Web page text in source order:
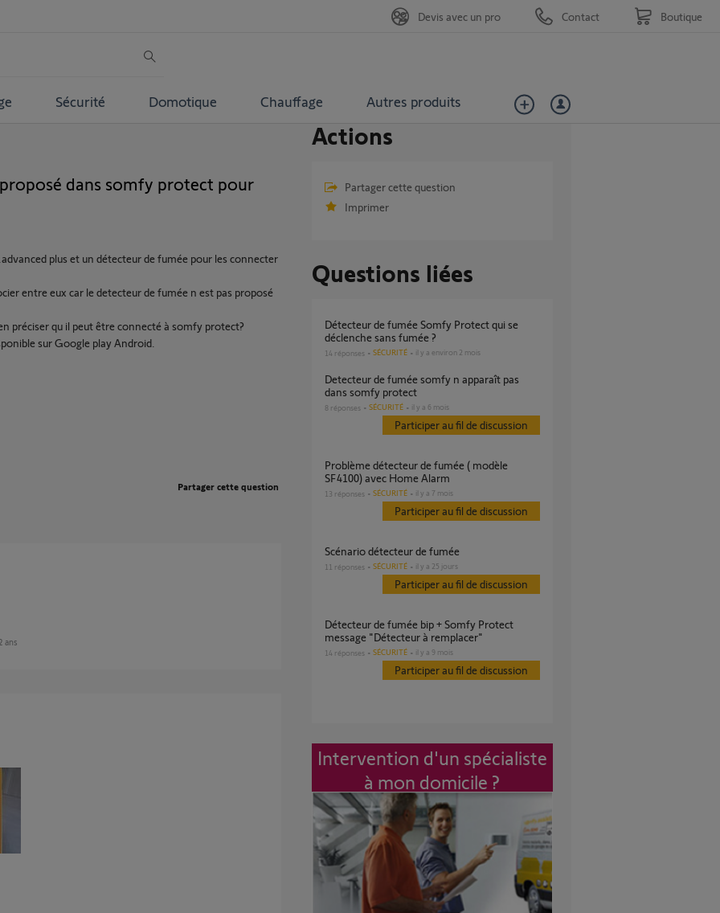
Sécurité Domotique Chauffage Autres produits
Devis avec un pro Contact Boutique
dans somfy protect pour
plus et un détecteur de fumée pour les connecter
entre eux car le detecteur de fumée n est pas proposé
préciser qu il peut être connecté à somfy protect?
sur Google play Android.
Partager cette question
ans
Actions
Partager cette question
Imprimer
Questions liées
Détecteur de fumée Somfy Protect qui se
déclenche sans fumée ?
14 réponses SÉCURITÉ il y a environ 2 mois
Detecteur de fumée somfy n apparaît pas
dans somfy protect
8 réponses SÉCURITÉ il y a 6 mois
Participer au fil de discussion
Problème détecteur de fumée ( modèle
SF4100) avec Home Alarm
13 réponses SÉCURITÉ il y a 7 mois
Participer au fil de discussion
scénario détecteur de fumée
11 réponses SÉCURITÉ il y a 25 jours
Participer au fil de discussion
Détecteur de fumée bip + Somfy Protect
message "Détecteur à remplacer"
14 réponses SÉCURITÉ il y a 9 mois
Participer au fil de discussion
Intervention d'un spécialiste
à mon domicile ?